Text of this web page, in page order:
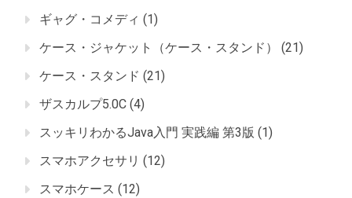
ギャグ・コメディ (1)
ケース・ジャケット（ケース・スタンド）
(21)
ケース・スタンド (21)
ザスカルプ5.0C (4)
スッキリわかるJava入門 実践編 第3版 (1)
スマホアクセサリ (12)
スマホケース (12)